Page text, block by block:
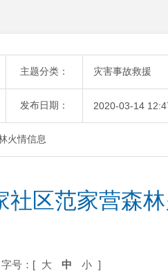
主题分类： 灾害事故救援
发布日期： 2020-03-14
火情信息
社区范家营森
字号：[ 大 中 小 ]